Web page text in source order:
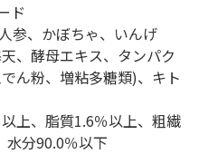
ド
参、かぼちゃ、いんげ
、酵母エキス、タンパク
ん粉、増粘多糖類)、キト
上、脂質1.6％以上、粗繊
水分90.0％以下